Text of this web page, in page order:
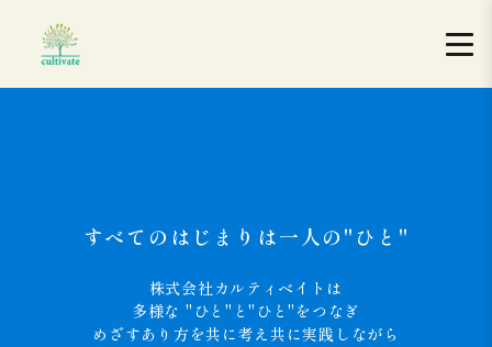
すべてのはじまりは一人の"ひと"
株式会社カルティベイトは
多様な "ひと"と"ひと"をつなぎ
めざすあり方を共に考え共に実践しながら